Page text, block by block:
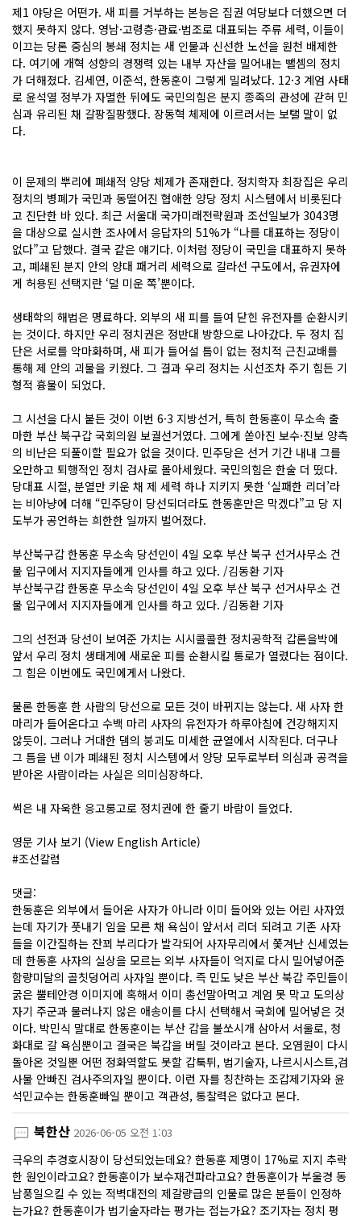
제1 야당은 어떤가. 새 피를 거부하는 본능은 집권 여당보다 더했으면 더
했지 못하지 않다. 영남·고령층·관료·법조로 대표되는 주류 세력, 이들이
이끄는 당론 중심의 봉쇄 정치는 새 인물과 신선한 노선을 원천 배제한
다. 여기에 개혁 성향의 경쟁력 있는 내부 자산을 밀어내는 뺄셈의 정치
가 더해졌다. 김세연, 이준석, 한동훈이 그렇게 밀려났다. 12·3 계엄 사태
로 윤석열 정부가 자멸한 뒤에도 국민의힘은 분지 종족의 관성에 갇혀 민
심과 유리된 채 갈팡질팡했다. 장동혁 체제에 이르러서는 보탤 말이 없
다.
이 문제의 뿌리에 폐쇄적 양당 체제가 존재한다. 정치학자 최장집은 우리
정치의 병폐가 국민과 동떨어진 협애한 양당 정치 시스템에서 비롯된다
고 진단한 바 있다. 최근 서울대 국가미래전략원과 조선일보가 3043명
을 대상으로 실시한 조사에서 응답자의 51%가 “나를 대표하는 정당이
없다”고 답했다. 결국 같은 얘기다. 이처럼 정당이 국민을 대표하지 못하
고, 폐쇄된 분지 안의 양대 패거리 세력으로 갈라선 구도에서, 유권자에
게 허용된 선택지란 ‘덜 미운 쪽’뿐이다.
생태학의 해법은 명료하다. 외부의 새 피를 들여 닫힌 유전자를 순환시키
는 것이다. 하지만 우리 정치권은 정반대 방향으로 나아갔다. 두 정치 집
단은 서로를 악마화하며, 새 피가 들어설 틈이 없는 정치적 근친교배를
통해 제 안의 괴물을 키웠다. 그 결과 우리 정치는 시선조차 주기 힘든 기
형적 흉물이 되었다.
그 시선을 다시 붙든 것이 이번 6·3 지방선거, 특히 한동훈이 무소속 출
마한 부산 북구갑 국회의원 보궐선거였다. 그에게 쏟아진 보수·진보 양측
의 비난은 되풀이할 필요가 없을 것이다. 민주당은 선거 기간 내내 그를
오만하고 퇴행적인 정치 검사로 몰아세웠다. 국민의힘은 한술 더 떴다.
당대표 시절, 분열만 키운 채 제 세력 하나 지키지 못한 ‘실패한 리더’라
는 비아냥에 더해 “민주당이 당선되더라도 한동훈만은 막겠다”고 당 지
도부가 공언하는 희한한 일까지 벌어졌다.
부산북구갑 한동훈 무소속 당선인이 4일 오후 부산 북구 선거사무소 건
물 입구에서 지지자들에게 인사를 하고 있다. /김동환 기자
부산북구갑 한동훈 무소속 당선인이 4일 오후 부산 북구 선거사무소 건
물 입구에서 지지자들에게 인사를 하고 있다. /김동환 기자
그의 선전과 당선이 보여준 가치는 시시콜콜한 정치공학적 갑론을박에
앞서 우리 정치 생태계에 새로운 피를 순환시킬 통로가 열렸다는 점이다.
그 힘은 이번에도 국민에게서 나왔다.
물론 한동훈 한 사람의 당선으로 모든 것이 바뀌지는 않는다. 새 사자 한
마리가 들어온다고 수백 마리 사자의 유전자가 하루아침에 건강해지지
않듯이. 그러나 거대한 댐의 붕괴도 미세한 균열에서 시작된다. 더구나
그 틈을 낸 이가 폐쇄된 정치 시스템에서 양당 모두로부터 의심과 공격을
받아온 사람이라는 사실은 의미심장하다.
썩은 내 자욱한 응고롱고로 정치권에 한 줄기 바람이 들었다.
영문 기사 보기 (View English Article)
#조선칼럼
댓글:
한동훈은 외부에서 들어온 사자가 아니라 이미 들어와 있는 어린 사자였
는데 자기가 풋내기 임을 모른 채 욕심이 앞서서 리더 되려고 기존 사자
들을 이간질하는 잔꾀 부리다가 발각되어 사자무리에서 쫓겨난 신세였는
데 한동훈 사자의 실상을 모르는 외부 사자들이 억지로 다시 밀어넣어준
함량미달의 골칫덩어리 사자일 뿐이다. 즉 민도 낮은 부산 북갑 주민들이
굵은 뿔테안경 이미지에 혹해서 이미 총선말아먹고 계엄 못 막고 도의상
자기 주군과 물러나지 않은 애송이를 다시 선택해서 국회에 밀어넣은 것
이다. 박민식 말대로 한동훈이는 부산 갑을 불쏘시개 삼아서 서울로, 청
화대로 갈 욕심뿐이고 결국은 북갑을 버릴 것이라고 본다. 오염원이 다시
돌아온 것일뿐 어떤 정화역할도 못할 갑툭튀, 법기술자, 나르시시스트,검
사물 안빠진 검사주의자일 뿐이다. 이런 자를 칭찬하는 조갑제기자와 윤
석민교수는 한동훈빠일 뿐이고 객관성, 통찰력은 없다고 본다.
북한산 2026-06-05 오전 1:03
극우의 추경호시장이 당선되었는데요? 한동훈 제명이 17%로 지지 추락
한 원인이라고요? 한동훈이가 보수재건파라고요? 한동훈이가 부울경 동
남풍일으킬 수 있는 적벽대전의 제갈량급의 인물로 많은 분들이 인정하
는가요? 한동훈이가 법기술자라는 평가는 접는가요? 조기자는 정치 평